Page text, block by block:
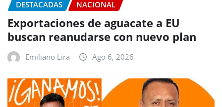
DESTACADAS NACIONAL
Exportaciones de aguacate a EU
buscan reanudarse con nuevo plan
Emiliano Lira Ago 6, 2026